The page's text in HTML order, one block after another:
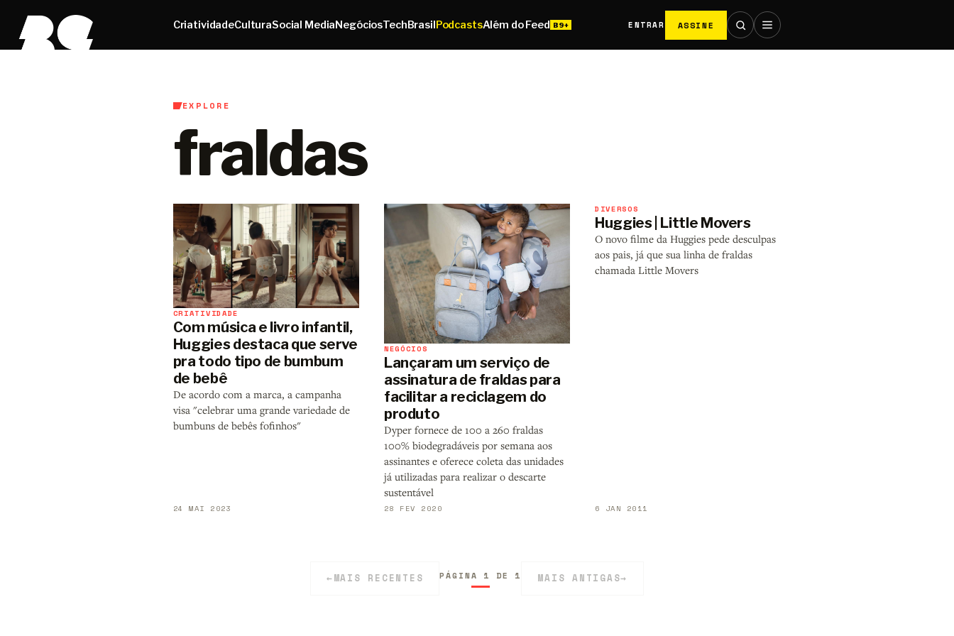
CriatividadeCulturaSocial MediaNegóciosTechBrasilPodcastsAlém do Feed ENTRAR ASSINE
EXPLORE
fraldas
CRIATIVIDADE
Com música e livro infantil,
Huggies destaca que serve
pra todo tipo de bumbum
de bebê
De acordo com a marca, a campanha
visa "celebrar uma grande variedade de
bumbuns de bebês fofinhos"
24 MAI 2023
NEGÓCIOS
Lançaram um serviço de
assinatura de fraldas para
facilitar a reciclagem do
produto
Dyper fornece de 100 a 260 fraldas
100% biodegradáveis por semana aos
assinantes e oferece coleta das unidades
já utilizadas para realizar o descarte
sustentável
28 FEV 2020
DIVERSOS
Huggies | Little Movers
O novo filme da Huggies pede desculpas
aos pais, já que sua linha de fraldas
chamada Little Movers
6 JAN 2011
←MAIS RECENTES PÁGINA 1 DE 1 MAIS ANTIGAS→